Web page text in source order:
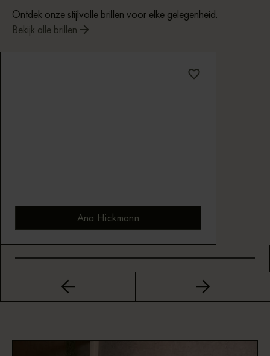
Ontdek onze stijlvolle brillen voor elke gelegenheid.
Bekijk alle brillen
Ana Hickmann
Bekijk montuur